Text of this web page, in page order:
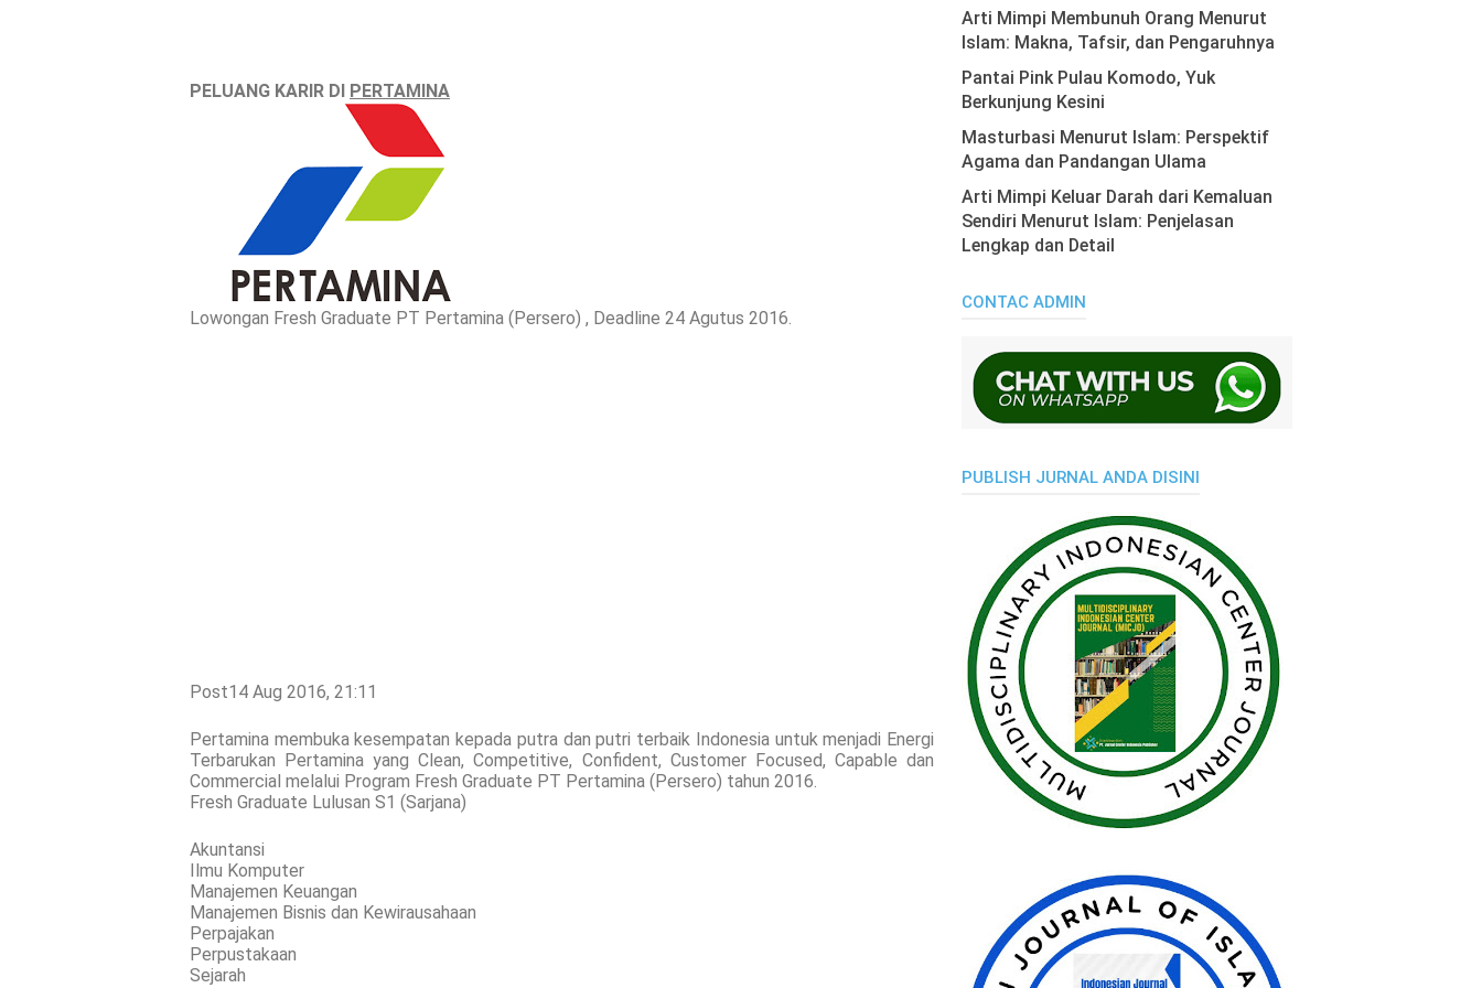
PELUANG KARIR DI PERTAMINA
Lowongan Fresh Graduate PT Pertamina (Persero) , Deadline 24 Agutus 2016.
Post14 Aug 2016, 21:11
Pertamina membuka kesempatan kepada putra dan putri terbaik Indonesia untuk menjadi Energi
Terbarukan Pertamina yang Clean, Competitive, Confident, Customer Focused, Capable dan
Commercial melalui Program Fresh Graduate PT Pertamina (Persero) tahun 2016.
Fresh Graduate Lulusan S1 (Sarjana)
Akuntansi
Ilmu Komputer
Manajemen Keuangan
Manajemen Bisnis dan Kewirausahaan
Perpajakan
Perpustakaan
Sejarah
Arti Mimpi Membunuh Orang Menurut
Islam: Makna, Tafsir, dan Pengaruhnya
Pantai Pink Pulau Komodo, Yuk
Berkunjung Kesini
Masturbasi Menurut Islam: Perspektif
Agama dan Pandangan Ulama
Arti Mimpi Keluar Darah dari Kemaluan
Sendiri Menurut Islam: Penjelasan
Lengkap dan Detail
CONTAC ADMIN
PUBLISH JURNAL ANDA DISINI